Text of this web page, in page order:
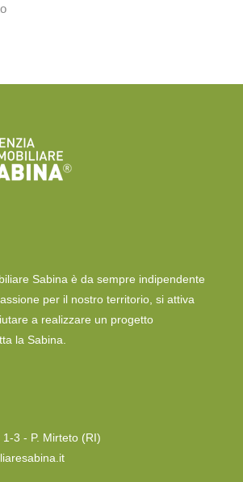
Sabina è da sempre indipendente
per il nostro territorio, si attiva
a realizzare un progetto
la Sabina.
3 - P. Mirteto (RI)